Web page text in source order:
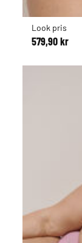
Look pris
579,90 kr